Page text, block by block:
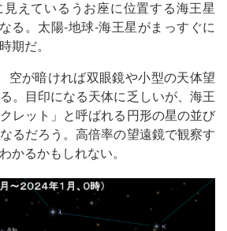
えているうお座に位置する海王星
る。太陽‐地球‐海王星がまっすぐに
期だ。
空が暗ければ双眼鏡や小型の天体望
。目印になる天体に乏しいが、海王
レット」と呼ばれる円形の星の並び
るだろう。高倍率の望遠鏡で観察す
かるかもしれない。